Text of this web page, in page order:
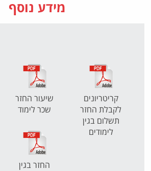
מידע נוסף
קריטריונים
לקבלת החזר
תשלום בגין
לימודים
שיעור החזר
שכר לימוד
החזר בגין